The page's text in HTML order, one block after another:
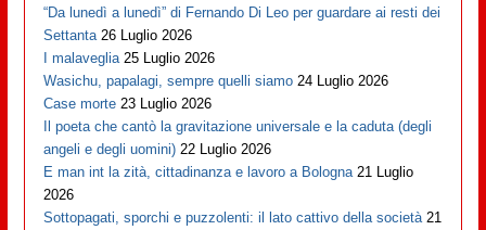
“Da lunedì a lunedì” di Fernando Di Leo per guardare ai resti dei
Settanta 26 Luglio 2026
I malaveglia 25 Luglio 2026
Wasichu, papalagi, sempre quelli siamo 24 Luglio 2026
Case morte 23 Luglio 2026
Il poeta che cantò la gravitazione universale e la caduta (degli
angeli e degli uomini) 22 Luglio 2026
E man int la zità, cittadinanza e lavoro a Bologna 21 Luglio
2026
Sottopagati, sporchi e puzzolenti: il lato cattivo della società 21